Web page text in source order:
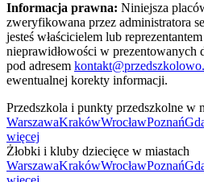
Informacja prawna: Niniejsza
zweryfikowana przez administratora
jesteś właścicielem lub
nieprawidłowości w prezentowanych
pod adresem
ewentualnej korekty informacji.
Przedszkola i punkty przedszkolne w
WarszawaKrakówWrocławPoznań
więcej
Żłobki i kluby dziecięce w miastach
WarszawaKrakówWrocławPoznań